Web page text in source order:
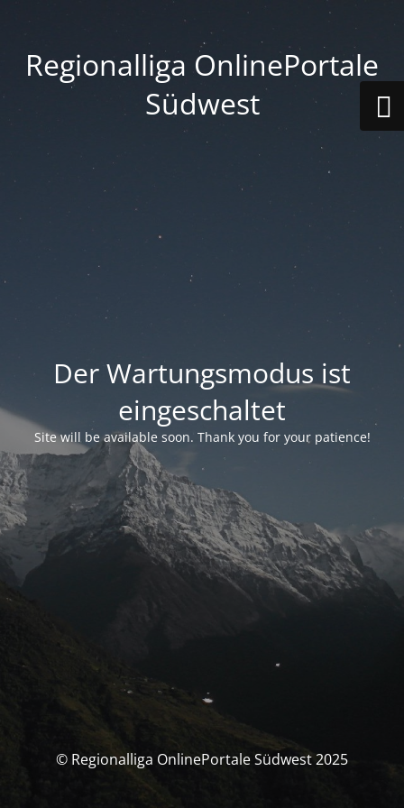
Regionalliga OnlinePortale
Südwest
Der Wartungsmodus ist
eingeschaltet
Site will be available soon. Thank you for your patience!
© Regionalliga OnlinePortale Südwest 2025